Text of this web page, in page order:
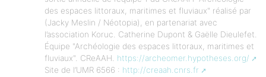
des espaces littoraux, maritimes et fluviaux" réalisé par
(Jacky Meslin / Néotopia), en partenariat avec
l’association Koruc. Catherine Dupont & Gaëlle Dieulefet.
Équipe "Archéologie des espaces littoraux, maritimes et
fluviaux". CReAAH. https://archeomer.hypotheses.org/
Site de l’UMR 6566 : http://creaah.cnrs.fr